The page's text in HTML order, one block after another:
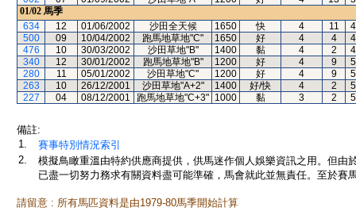
01/02 馬季
634
12 01/06/2002 沙田全天候 1650 快 4 11
500
09 10/04/2002 跑馬地草地"C" 1650 好 4 4
476
10 30/03/2002 沙田草地"B" 1400 黏 4 2
340
12 30/01/2002 跑馬地草地"B" 1200 好 4 9
280
11 05/01/2002 沙田草地"C" 1200 好 4 9
263
10 26/12/2001 沙田草地"A+2" 1400 好/快 4 2
227
04 08/12/2001 跑馬地草地"C+3" 1000 黏 3 2
備註:
1.
賽事特別情況索引
2.
模擬鳥瞰重溫由特約供應商提供，供馬迷作個人娛樂資訊之用。但
已盡一切努力務求有關資料盡可能準確，馬會就此並無責任。至於賽
請留意 : 所有馬匹資料是由1979-80馬季開始計算